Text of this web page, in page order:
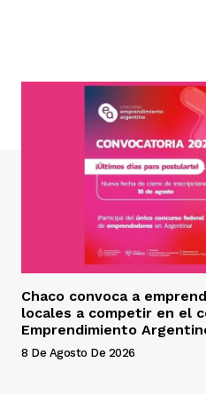
Chaco convoca a
locales a competir en el
Emprendimiento
8 De Agosto De 2026